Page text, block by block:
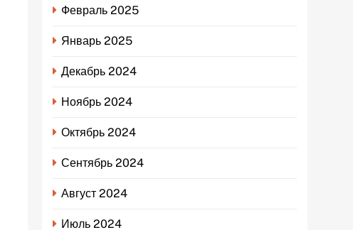
Февраль 2025
Январь 2025
Декабрь 2024
Ноябрь 2024
Октябрь 2024
Сентябрь 2024
Август 2024
Июль 2024